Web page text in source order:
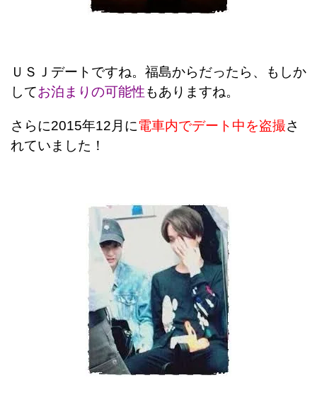
ＵＳＪデートですね。福島からだったら、もしか
してお泊まりの可能性もありますね。
さらに2015年12月に電車内でデート中を盗撮さ
れていました！